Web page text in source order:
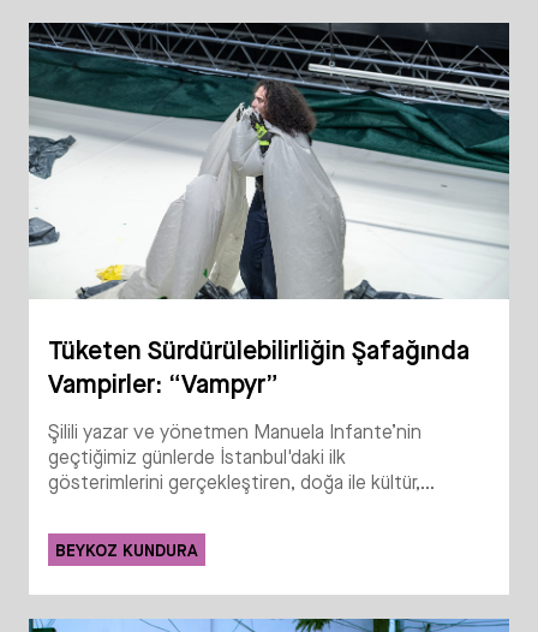
Tüketen Sürdürülebilirliğin Şafağında
Vampirler: “Vampyr”
Şilili yazar ve yönetmen Manuela Infante’nin
geçtiğimiz günlerde İstanbul'daki ilk
gösterimlerini gerçekleştiren, doğa ile kültür,...
BEYKOZ KUNDURA